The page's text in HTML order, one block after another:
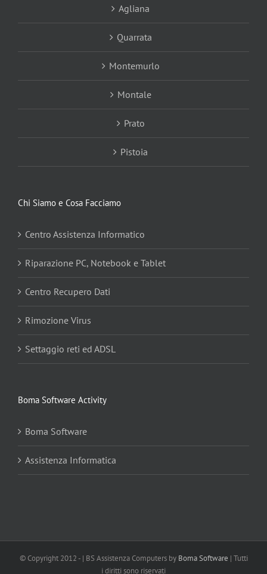
Agliana
Quarrata
Montemurlo
Montale
Prato
Pistoia
Chi Siamo e Cosa Facciamo
Centro Assistenza Informatico
Riparazione PC, Notebook e Tablet
Centro Recupero Dati
Rimozione Virus
Settaggio reti ed ADSL
Boma Software Activity
Boma Software
Assistenza Informatica
© Copyright 2012 - | BS Assistenza Computers by Boma Software | Tutti
i diritti sono riservati